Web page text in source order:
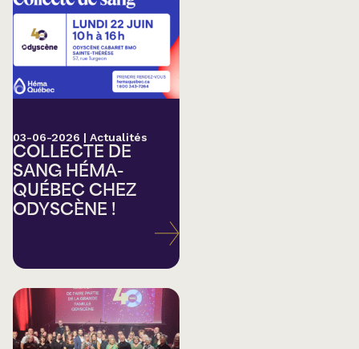
03-06-2026 | Actualités
COLLECTE DE
SANG HÉMA-
QUÉBEC CHEZ
ODYSCÈNE !